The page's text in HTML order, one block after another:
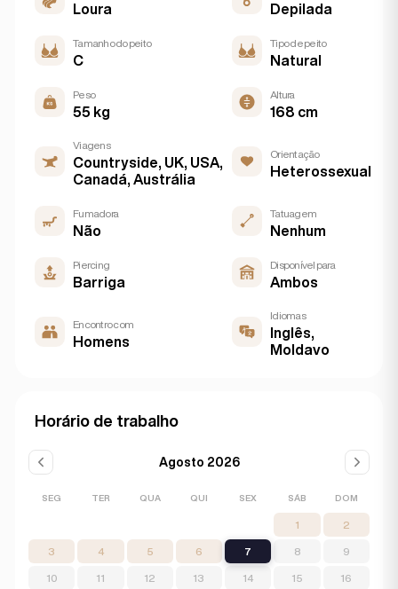
Loura Depilada
Tamanho do peito
C
Tipo de peito
Natural
Peso
55 kg
Altura
168 cm
Viagens
Countryside, UK, USA,
Canadá, Austrália
Orientação
Heterossexual
Fumadora
Não
Tatuagem
Nenhum
Piercing
Barriga
Disponível para
Ambos
Encontro com
Homens
Idiomas
Inglês,
Moldavo
Horário de trabalho
Agosto 2026
SEG TER QUA QUI SEX SÁB DOM
1 2
3 4 5 6 7 8 9
10 11 12 13 14 15 16